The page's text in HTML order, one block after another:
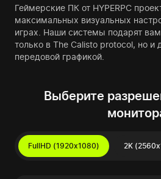
Геймерские ПК от HYPERPC
максимальных визуальных
играх. Наши системы подарят
только в The Calisto protocol, но и
передовой графикой.
Выберите
FullHD (1920x1080) 2K